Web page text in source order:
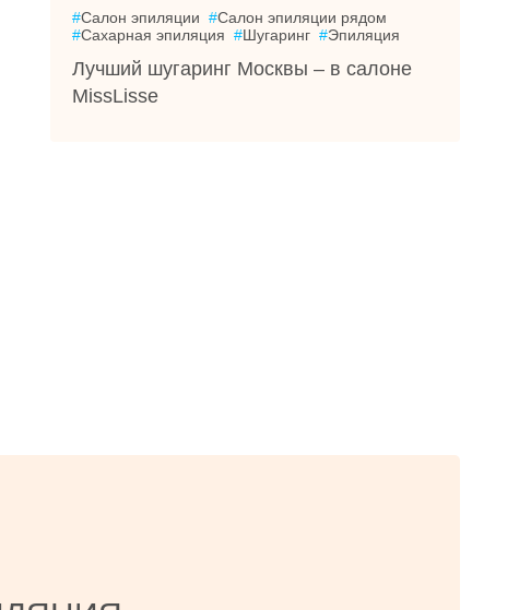
#Салон эпиляции #Салон эпиляции рядом
#Сахарная эпиляция #Шугаринг #Эпиляция
Лучший шугаринг Москвы – в салоне
MissLisse